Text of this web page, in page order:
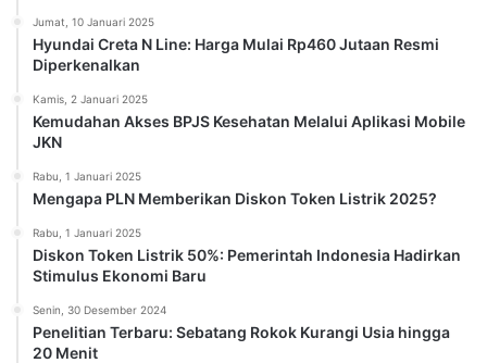
Jumat, 10 Januari 2025
Hyundai Creta N Line: Harga Mulai Rp460 Jutaan Resmi
Diperkenalkan
Kamis, 2 Januari 2025
Kemudahan Akses BPJS Kesehatan Melalui Aplikasi Mobile
JKN
Rabu, 1 Januari 2025
Mengapa PLN Memberikan Diskon Token Listrik 2025?
Rabu, 1 Januari 2025
Diskon Token Listrik 50%: Pemerintah Indonesia Hadirkan
Stimulus Ekonomi Baru
Senin, 30 Desember 2024
Penelitian Terbaru: Sebatang Rokok Kurangi Usia hingga
20 Menit